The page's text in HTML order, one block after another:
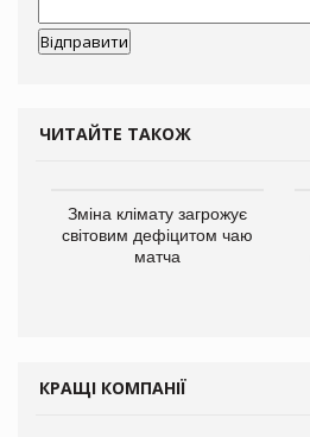
ЧИТАЙТЕ ТАКОЖ
Зміна клімату загрожує
світовим дефіцитом чаю
матча
КРАЩІ КОМПАНІЇ